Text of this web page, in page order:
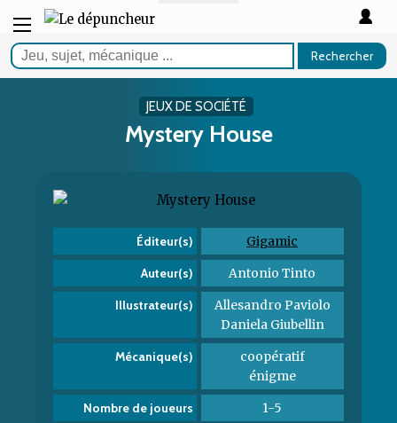
Rechercher
JEUX DE SOCIÉTÉ
Mystery House
Éditeur(s) Gigamic
Auteur(s) Antonio Tinto
Illustrateur(s)
Allesandro Paviolo
Daniela Giubellin
Mécanique(s)
coopératif
énigme
Nombre de joueurs 1-5